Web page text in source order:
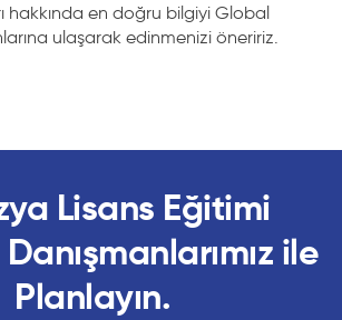
hakkında en doğru bilgiyi Global
ulaşarak edinmenizi öneririz.
Lisans Eğitimi
ile
Planlayın.